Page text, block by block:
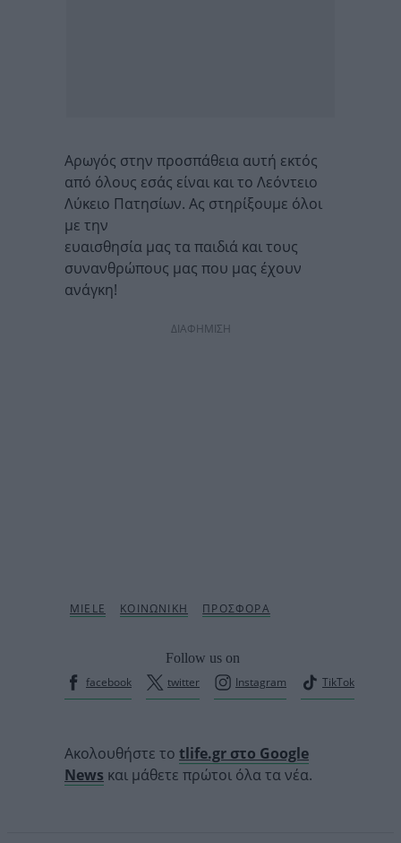
Αρωγός στην προσπάθεια αυτή εκτός
από όλους εσάς είναι και το Λεόντειο
Λύκειο Πατησίων. Ας στηρίξουμε όλοι
με την
ευαισθησία μας τα παιδιά και τους
συνανθρώπους μας που μας έχουν
ανάγκη!
ΔΙΑΦΗΜΙΣΗ
Follow us on
facebook
twitter Instagram TikTok
Ακολουθήστε το tlife.gr στο Google
News και μάθετε πρώτοι όλα τα νέα.